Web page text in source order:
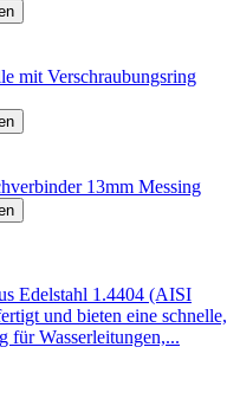
mit Verschraubungsring
13mm Messing
Edelstahl 1.4404 (AISI
und bieten eine schnelle,
für Wasserleitungen,...